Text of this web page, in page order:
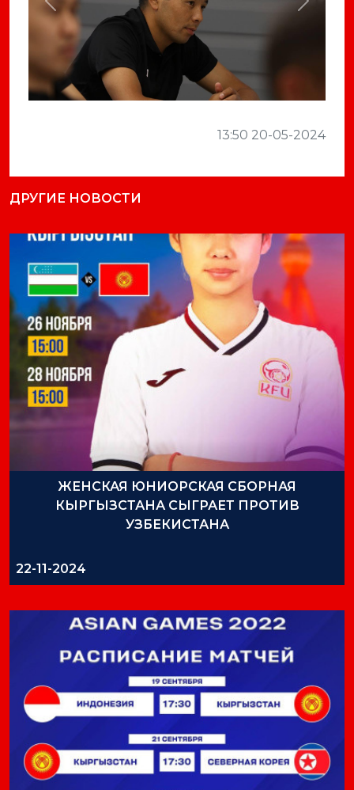
Previous Next
13:50 20-05-2024
ДРУГИЕ НОВОСТИ
ЖЕНСКАЯ ЮНИОРСКАЯ СБОРНАЯ
КЫРГЫЗСТАНА СЫГРАЕТ ПРОТИВ
УЗБЕКИСТАНА
22-11-2024